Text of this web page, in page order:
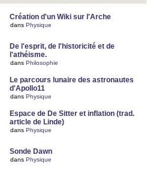
Création d'un Wiki sur l'Arche
dans Physique
De l'esprit, de l'historicité et de
l'athéisme.
dans Philosophie
Le parcours lunaire des astronautes
d'Apollo11
dans Physique
Espace de De Sitter et inflation (trad.
article de Linde)
dans Physique
Sonde Dawn
dans Physique